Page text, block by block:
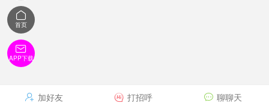
 加好友  打招呼  聊聊天

首页

APP下载